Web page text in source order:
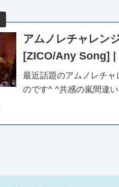
アムノレチャレン
[ZICO/Any Song] |
最近話題のアムノレチ
のです^ ^共感の嵐間違